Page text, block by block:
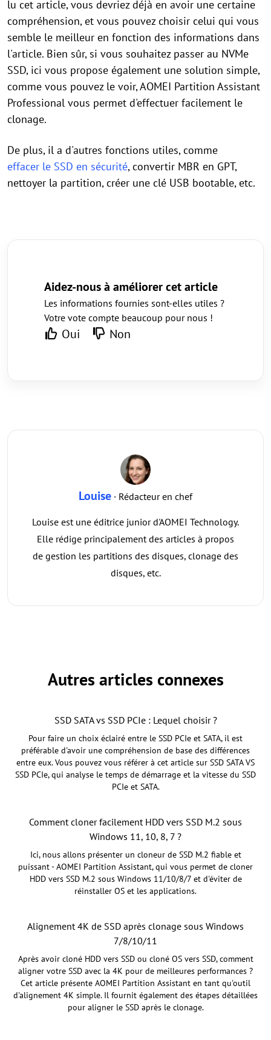
lu cet article, vous devriez déjà en avoir une certaine
compréhension, et vous pouvez choisir celui qui vous
semble le meilleur en fonction des informations dans
l'article. Bien sûr, si vous souhaitez passer au NVMe
SSD, ici vous propose également une solution simple,
comme vous pouvez le voir, AOMEI Partition Assistant
Professional vous permet d'effectuer facilement le
clonage.
De plus, il a d'autres fonctions utiles, comme
effacer le SSD en sécurité, convertir MBR en GPT,
nettoyer la partition, créer une clé USB bootable, etc.
Aidez-nous à améliorer cet article
Les informations fournies sont-elles utiles ?
Votre vote compte beaucoup pour nous !
Oui Non
Louise · Rédacteur en chef
Louise est une éditrice junior d'AOMEI Technology.
Elle rédige principalement des articles à propos
de gestion les partitions des disques, clonage des
disques, etc.
Autres articles connexes
SSD SATA vs SSD PCIe : Lequel choisir ?
Pour faire un choix éclairé entre le SSD PCIe et SATA, il est
préférable d'avoir une compréhension de base des différences
entre eux. Vous pouvez vous référer à cet article sur SSD SATA VS
SSD PCIe, qui analyse le temps de démarrage et la vitesse du SSD
PCIe et SATA.
Comment cloner facilement HDD vers SSD M.2 sous
Windows 11, 10, 8, 7 ?
Ici, nous allons présenter un cloneur de SSD M.2 fiable et
puissant - AOMEI Partition Assistant, qui vous permet de cloner
HDD vers SSD M.2 sous Windows 11/10/8/7 et d'éviter de
réinstaller OS et les applications.
Alignement 4K de SSD après clonage sous Windows
7/8/10/11
Après avoir cloné HDD vers SSD ou cloné OS vers SSD, comment
aligner votre SSD avec la 4K pour de meilleures performances ?
Cet article présente AOMEI Partition Assistant en tant qu'outil
d'alignement 4K simple. Il fournit également des étapes détaillées
pour aligner le SSD après le clonage.